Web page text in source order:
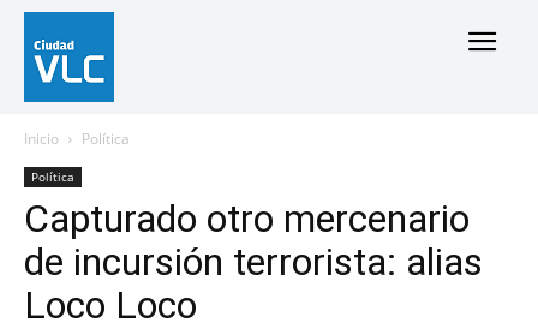
Inicio Política
Política
Capturado otro mercenario
de incursión terrorista: alias
Loco Loco